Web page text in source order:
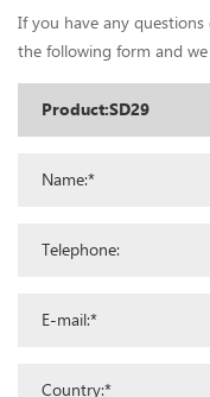
If you have any
the following form and